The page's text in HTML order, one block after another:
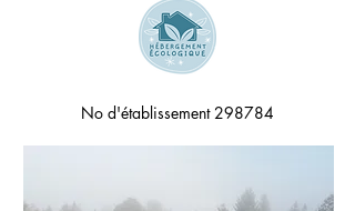
No d'établissement 298784